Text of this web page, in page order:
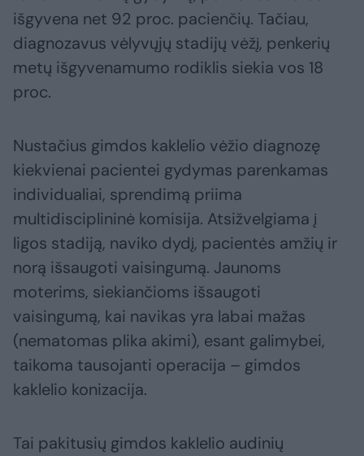
išgyvena net 92 proc. pacienčių. Tačiau,
diagnozavus vėlyvųjų stadijų vėžį, penkerių
metų išgyvenamumo rodiklis siekia vos 18
proc.
Nustačius gimdos kaklelio vėžio diagnozę
kiekvienai pacientei gydymas parenkamas
individualiai, sprendimą priima
multidisciplininė komisija. Atsižvelgiama į
ligos stadiją, naviko dydį, pacientės amžių ir
norą išsaugoti vaisingumą. Jaunoms
moterims, siekiančioms išsaugoti
vaisingumą, kai navikas yra labai mažas
(nematomas plika akimi), esant galimybei,
taikoma tausojanti operacija – gimdos
kaklelio konizacija.
Tai pakitusių gimdos kaklelio audinių